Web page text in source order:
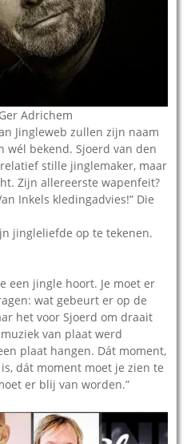
Adrichem
Jingleweb zullen zijn naam
wél bekend. Sjoerd van den
stille jinglemaker, maar
Zijn allereerste wapenfeit?
Inkels kledingadvies!” Die
jingleliefde op te tekenen.
een jingle hoort. Je moet er
wat gebeurt er op de
het voor Sjoerd om draait
van plaat werd
plaat hangen. Dát moment,
dát moment moet je zien te
er blij van worden.”